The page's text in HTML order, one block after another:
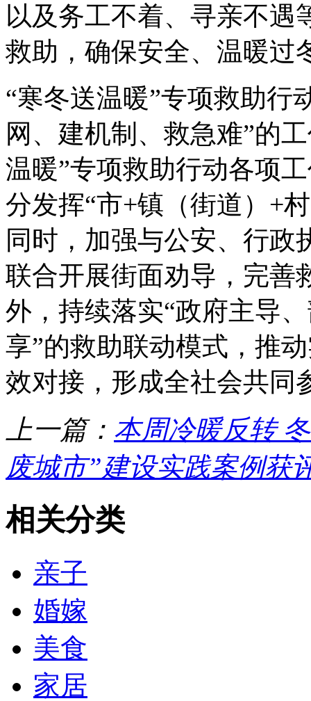
以及务工不着、寻亲不遇
救助，确保安全、温暖过
“寒冬送温暖”专项救助行
网、建机制、救急难”的
温暖”专项救助行动各项
分发挥“市+镇（街道）+
同时，加强与公安、行政
联合开展街面劝导，完善
外，持续落实“政府主导
享”的救助联动模式，推
效对接，形成全社会共同
上一篇： 本周冷暖反转
废城市”建设实践案例获
相关分类
亲子
婚嫁
美食
家居